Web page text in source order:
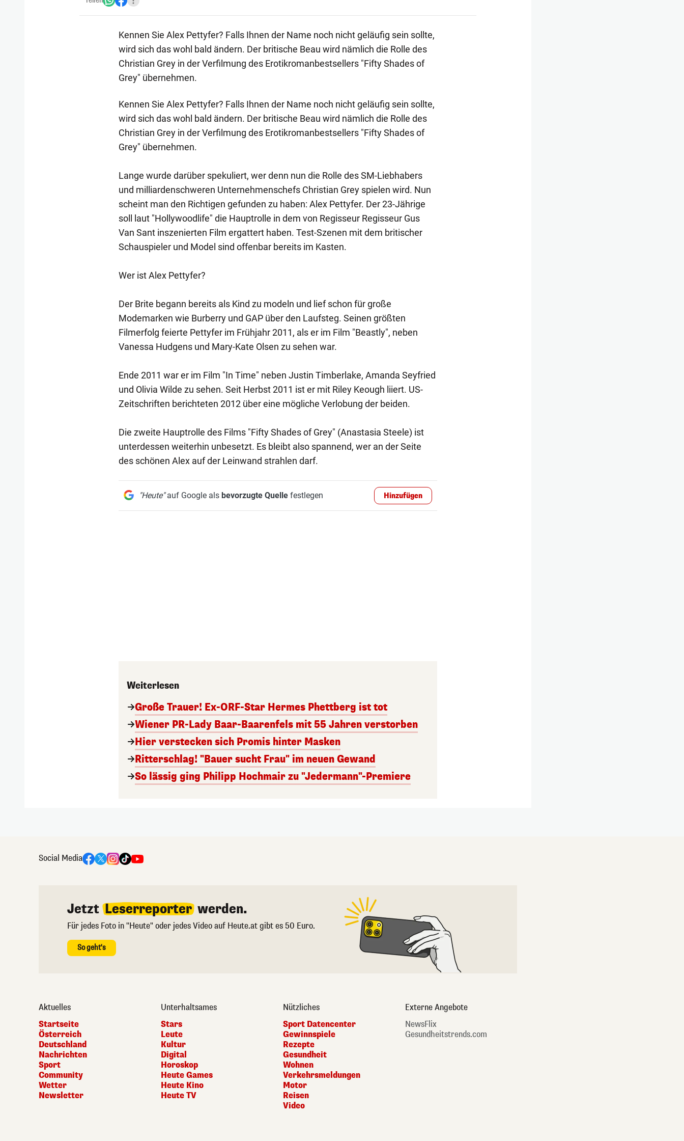
Kennen Sie Alex Pettyfer? Falls Ihnen der Name noch nicht geläufig sein sollte,
wird sich das wohl bald ändern. Der britische Beau wird nämlich die Rolle des
Christian Grey in der Verfilmung des Erotikromanbestsellers "Fifty Shades of
Grey" übernehmen.
Kennen Sie Alex Pettyfer? Falls Ihnen der Name noch nicht geläufig sein sollte,
wird sich das wohl bald ändern. Der britische Beau wird nämlich die Rolle des
Christian Grey in der Verfilmung des Erotikromanbestsellers "Fifty Shades of
Grey" übernehmen.
Lange wurde darüber spekuliert, wer denn nun die Rolle des SM-Liebhabers
und milliardenschweren Unternehmenschefs Christian Grey spielen wird. Nun
scheint man den Richtigen gefunden zu haben: Alex Pettyfer. Der 23-Jährige
soll laut "Hollywoodlife" die Hauptrolle in dem von Regisseur Regisseur Gus
Van Sant inszenierten Film ergattert haben. Test-Szenen mit dem britischer
Schauspieler und Model sind offenbar bereits im Kasten.
Wer ist Alex Pettyfer?
Der Brite begann bereits als Kind zu modeln und lief schon für große
Modemarken wie Burberry und GAP über den Laufsteg. Seinen größten
Filmerfolg feierte Pettyfer im Frühjahr 2011, als er im Film "Beastly", neben
Vanessa Hudgens und Mary-Kate Olsen zu sehen war.
Ende 2011 war er im Film "In Time" neben Justin Timberlake, Amanda Seyfried
und Olivia Wilde zu sehen. Seit Herbst 2011 ist er mit Riley Keough liiert. US-
Zeitschriften berichteten 2012 über eine mögliche Verlobung der beiden.
Die zweite Hauptrolle des Films "Fifty Shades of Grey" (Anastasia Steele) ist
unterdessen weiterhin unbesetzt. Es bleibt also spannend, wer an der Seite
des schönen Alex auf der Leinwand strahlen darf.
"Heute"auf Google als bevorzugte Quellefestlegen Hinzufügen
Weiterlesen
Große Trauer! Ex-ORF-Star Hermes Phettberg ist tot
Wiener PR-Lady Baar-Baarenfels mit 55 Jahren verstorben
Hier verstecken sich Promis hinter Masken
Ritterschlag! "Bauer sucht Frau" im neuen Gewand
So lässig ging Philipp Hochmair zu "Jedermann"-Premiere
Social Media
Jetzt Leserreporter werden.
Für jedes Foto in "Heute" oder jedes Video auf Heute.at gibt es 50 Euro.
So geht's
Aktuelles
Startseite
Österreich
Deutschland
Nachrichten
Sport
Community
Wetter
Newsletter
Unterhaltsames
Stars
Leute
Kultur
Digital
Horoskop
Heute Games
Heute Kino
Heute TV
Nützliches
Sport Datencenter
Gewinnspiele
Rezepte
Gesundheit
Wohnen
Verkehrsmeldungen
Motor
Reisen
Video
Externe Angebote
NewsFlix
Gesundheitstrends.com